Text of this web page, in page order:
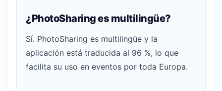
¿PhotoSharing es multilingüe?
Sí. PhotoSharing es multilingüe y la
aplicación está traducida al 96 %, lo que
facilita su uso en eventos por toda Europa.